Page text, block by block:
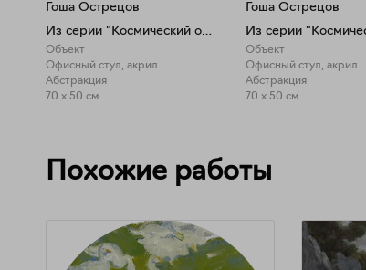
Гоша Острецов
Из серии "Космический офис"
Объект
Офисный стул, акрил
Абстракция
70 x 50 см
Гоша Острецов
Объект
Офисный стул, акрил
Абстракция
70 x 50 см
Похожие работы